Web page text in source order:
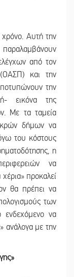
Αυτή την
από τον
(ΟΑΣΠ) και την
την
εικόνα της
Με τα ταμεία
δήμων να
του κόστους
η
να
προκαλεί
θα πρέπει να
των
ενδεχόμενο να
ανάλογα με την